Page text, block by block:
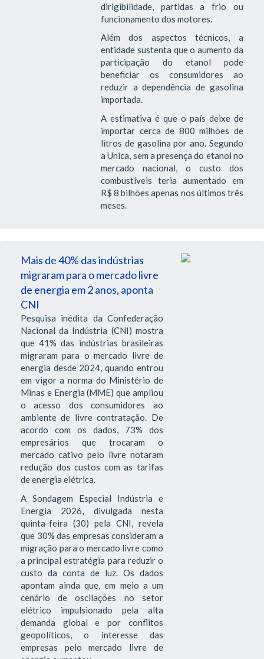
dirigibilidade, partidas a frio ou
funcionamento dos motores.
Além dos aspectos técnicos, a
entidade sustenta que o aumento da
participação do etanol pode
beneficiar os consumidores ao
reduzir a dependência de gasolina
importada.
A estimativa é que o país deixe de
importar cerca de 800 milhões de
litros de gasolina por ano. Segundo
a Unica, sem a presença do etanol no
mercado nacional, o custo dos
combustíveis teria aumentado em
R$ 8 bilhões apenas nos últimos três
meses.
Mais de 40% das indústrias
migraram para o mercado livre
de energia em 2 anos, aponta
CNI
Pesquisa inédita da Confederação
Nacional da Indústria (CNI) mostra
que 41% das indústrias brasileiras
migraram para o mercado livre de
energia desde 2024, quando entrou
em vigor a norma do Ministério de
Minas e Energia (MME) que ampliou
o acesso dos consumidores ao
ambiente de livre contratação. De
acordo com os dados, 73% dos
empresários que trocaram o
mercado cativo pelo livre notaram
redução dos custos com as tarifas
de energia elétrica.
A Sondagem Especial Indústria e
Energia 2026, divulgada nesta
quinta-feira (30) pela CNI, revela
que 30% das empresas consideram a
migração para o mercado livre como
a principal estratégia para reduzir o
custo da conta de luz. Os dados
apontam ainda que, em meio a um
cenário de oscilações no setor
elétrico impulsionado pela alta
demanda global e por conflitos
geopolíticos, o interesse das
empresas pelo mercado livre de